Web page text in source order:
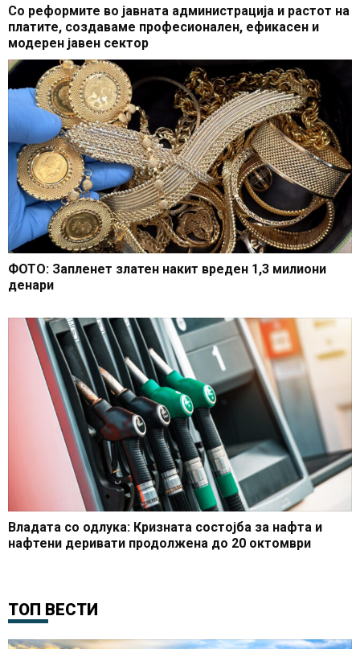
Со реформите во јавната администрација и растот на
платите, создаваме професионален, ефикасен и
модерен јавен сектор
ФОТО: Запленет златен накит вреден 1,3 милиони
денари
Владата со одлука: Кризната состојба за нафта и
нафтени деривати продолжена до 20 октомври
ТОП ВЕСТИ